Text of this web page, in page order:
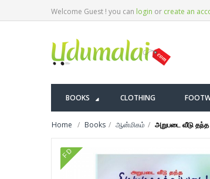
Welcome Guest ! you can login or create an
BOOKS CLOTHING
Home Books ஆன்மிகம் அறுபடை வீடு தந்த
FD